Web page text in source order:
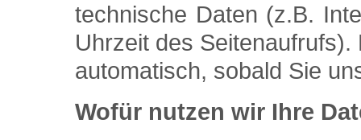
technische Daten (z.B.
Uhrzeit des
automatisch, sobald Sie
Wofür nutzen wir Ihre